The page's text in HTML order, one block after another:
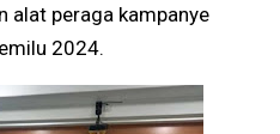
alat peraga kampanye
2024.